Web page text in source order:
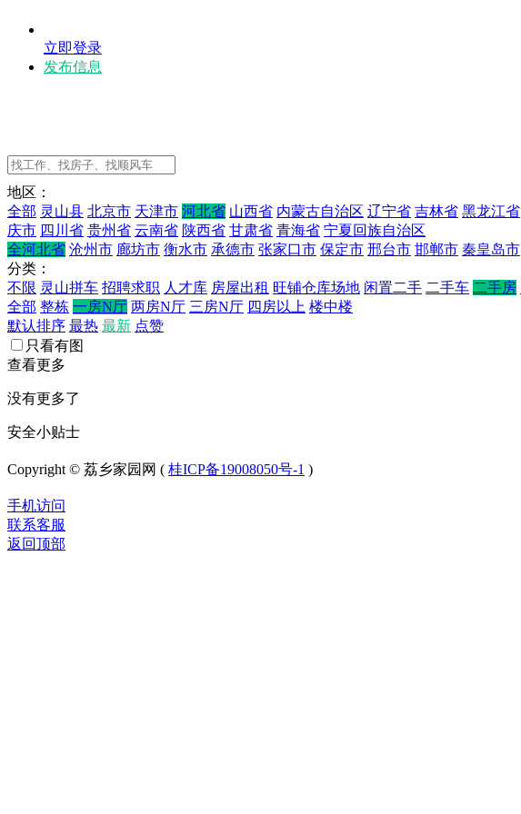
立即登录
发布信息
地区：
全部 灵山县 北京市 天津市 河北省 山西省 内蒙古自治区 辽宁省 吉林省 黑龙江省
庆市 四川省 贵州省 云南省 陕西省 甘肃省 青海省 宁夏回族自治区
全河北省 沧州市 廊坊市 衡水市 承德市 张家口市 保定市 邢台市 邯郸市 秦皇岛市
分类：
不限 灵山拼车 招聘求职 人才库 房屋出租 旺铺仓库场地 闲置二手 二手车 二手房
全部 整栋 一房N厅 两房N厅 三房N厅 四房以上 楼中楼
默认排序 最热 最新 点赞
只看有图
查看更多
没有更多了
安全小贴士
Copyright © 荔乡家园网 ( 桂ICP备19008050号-1 )
手机访问
联系客服
返回顶部